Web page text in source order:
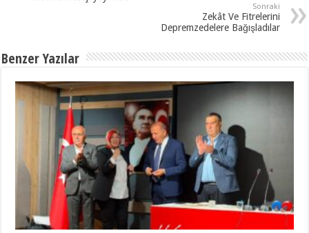
Sonraki
Zekât Ve Fitrelerini
Depremzedelere Bağışladılar
Benzer Yazılar